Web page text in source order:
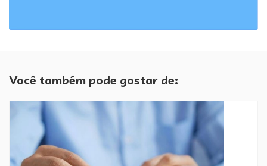
Você também pode gostar de: